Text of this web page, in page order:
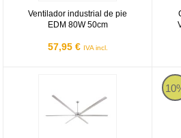
Ventilador industrial de pie
EDM 80W 50cm
57,95 € IVA incl.
Ventilador de techo industrial F-Air